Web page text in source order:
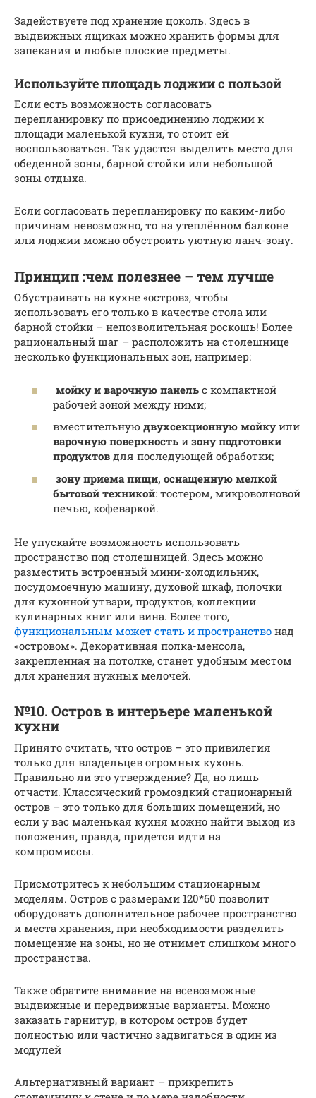
Задействуете под хранение цоколь. Здесь в
выдвижных ящиках можно хранить формы для
запекания и любые плоские предметы.
Используйте площадь лоджии с пользой
Если есть возможность согласовать
перепланировку по присоединению лоджии к
площади маленькой кухни, то стоит ей
воспользоваться. Так удастся выделить место для
обеденной зоны, барной стойки или небольшой
зоны отдыха.
Если согласовать перепланировку по каким-либо
причинам невозможно, то на утеплённом балконе
или лоджии можно обустроить уютную ланч-зону.
Принцип :чем полезнее – тем лучше
Обустраивать на кухне «остров», чтобы
использовать его только в качестве стола или
барной стойки – непозволительная роскошь! Более
рациональный шаг – расположить на столешнице
несколько функциональных зон, например:
мойку и варочную панель с компактной
рабочей зоной между ними;
вместительную двухсекционную мойкуили
варочную поверхность и зону подготовки
продуктов для последующей обработки;
зону приема пищи, оснащенную мелкой
бытовой техникой: тостером, микроволновой
печью, кофеваркой.
Не упускайте возможность использовать
пространство под столешницей. Здесь можно
разместить встроенный мини-холодильник,
посудомоечную машину, духовой шкаф, полочки
для кухонной утвари, продуктов, коллекции
кулинарных книг или вина. Более того,
функциональным может стать и пространство над
«островом». Декоративная полка-менсола,
закрепленная на потолке, станет удобным местом
для хранения нужных мелочей.
№10. Остров в интерьере маленькой
кухни
Принято считать, что остров – это привилегия
только для владельцев огромных кухонь.
Правильно ли это утверждение? Да, но лишь
отчасти. Классический громоздкий стационарный
остров – это только для больших помещений, но
если у вас маленькая кухня можно найти выход из
положения, правда, придется идти на
компромиссы.
Присмотритесь к небольшим стационарным
моделям. Остров с размерами 120*60 позволит
оборудовать дополнительное рабочее пространство
и места хранения, при необходимости разделить
помещение на зоны, но не отнимет слишком много
пространства.
Также обратите внимание на всевозможные
выдвижные и передвижные варианты. Можно
заказать гарнитур, в котором остров будет
полностью или частично задвигаться в один из
модулей
Альтернативный вариант – прикрепить